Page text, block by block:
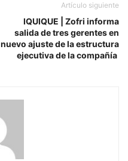
Artículo siguiente
IQUIQUE | Zofri informa
salida de tres gerentes en
nuevo ajuste de la estructura
ejecutiva de la compañía